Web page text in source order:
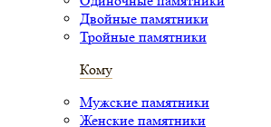
Двойные памятники
Тройные памятники
Кому
Мужские памятники
Женские памятники